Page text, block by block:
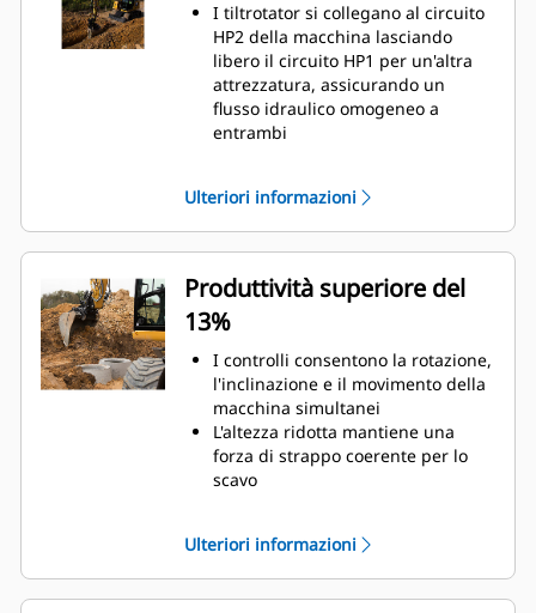
I tiltrotator si collegano al circuito
HP2 della macchina lasciando
libero il circuito HP1 per un'altra
attrezzatura, assicurando un
flusso idraulico omogeneo a
entrambi
Il sistema di posizionamento si
collega a Cat GRADE con 3D
Ulteriori informazioni
Produttività superiore del
13%
I controlli consentono la rotazione,
l'inclinazione e il movimento della
macchina simultanei
L'altezza ridotta mantiene una
forza di strappo coerente per lo
scavo
in pochi secondi
Più lavoro come meno macchine e
meno attrezzature
Ulteriori informazioni